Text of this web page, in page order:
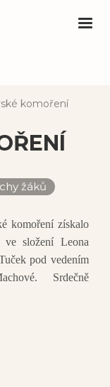
komoření
žáků
komoření získalo
složení Leona
pod vedením
Srdečně